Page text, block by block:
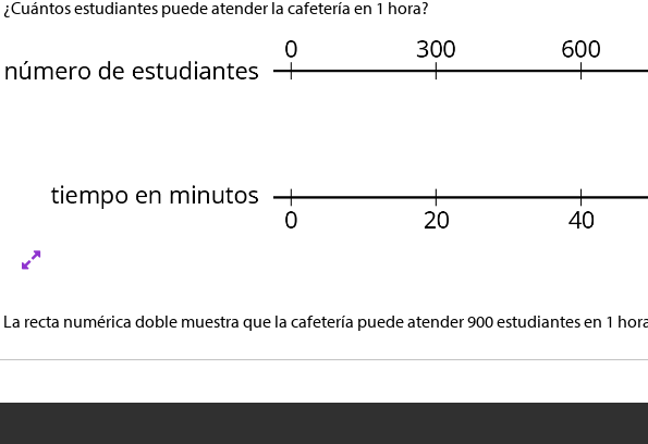
¿Cuántos estudiantes puede atender la cafetería en 1 hora?
La recta numérica doble muestra que la cafetería puede atender 900 estudiantes en 1